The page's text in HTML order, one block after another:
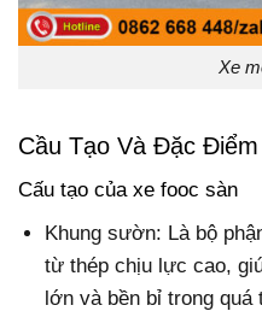
Xe
Cầu Tạo Và Đặc
Cấu tạo của xe fooc sàn
Khung sườn: Là bộ
từ thép chịu lực cao,
lớn và bền bỉ trong quá